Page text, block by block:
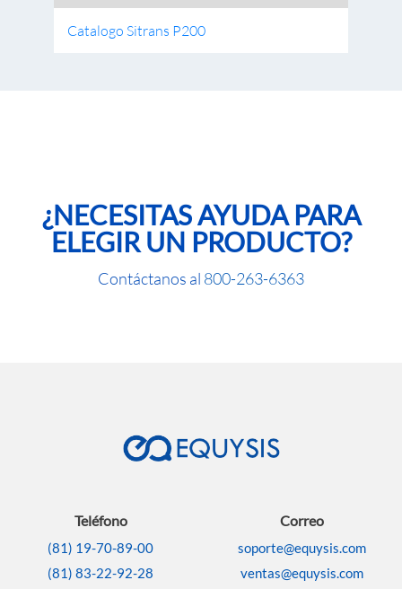
Catalogo Sitrans P200
¿NECESITAS AYUDA PARA
ELEGIR UN PRODUCTO?
Contáctanos al 800-263-6363
Teléfono
(81) 19-70-89-00
(81) 83-22-92-28
Correo
soporte@equysis.com
ventas@equysis.com